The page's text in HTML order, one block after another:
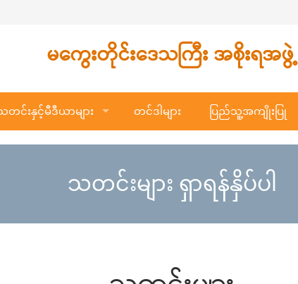
မကွေးတိုင်းဒေသကြီး အစိုးရအဖွဲ့
တင်းနှင့်မီဒီယာများ တင်ဒါများ ပြည်သူ့အကျိုးပြု
သတင်းများ ရှာရန်နှိပ်ပါ